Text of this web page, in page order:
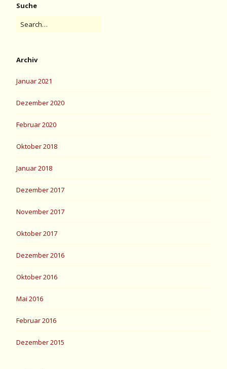
Suche
Archiv
Januar 2021
Dezember 2020
Februar 2020
Oktober 2018
Januar 2018
Dezember 2017
November 2017
Oktober 2017
Dezember 2016
Oktober 2016
Mai 2016
Februar 2016
Dezember 2015